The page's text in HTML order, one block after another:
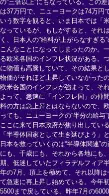
の“三倍以上”にもなっている。この
は37万円で、ニューヨークは74万円
いう数字を観ると、いま日本では「
なっているが、もしかすると、それ
く、日本人の“給料が上がらなすぎ
こんなことになってしまったのか。
る欧米各国のインフレ状況がある。
に物価も高騰していて、その結果と
物価がそれほど上昇していなかった
欧米各国のインフレが強まって、そ
よって、急速に「インフレ国」の仲
料の方は急上昇とはならないので、
っても、ニューヨークの“半分の給
ここに来て日本政府が焦り出してい
「半導体国家として生き延びよう」
日本を救っていくのは“半導体関連”
にも、千歳にも、それから各地にも
期、低迷していたフィラデルフィア
年の7月、頂上を極めて、それ以降
て急速に再上昇し始めている。今年
5500まで戻している。昨年7月の